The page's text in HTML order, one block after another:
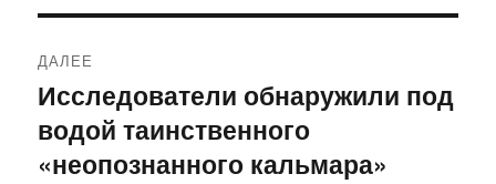
ДАЛЕЕ
Следующая
запись:
Исследователи обнаружили под
водой таинственного
«неопознанного кальмара»